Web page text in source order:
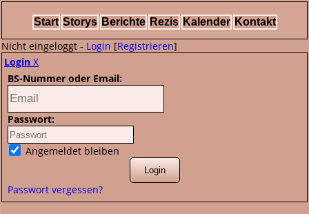
Start Storys Berichte Rezis Kalender Kontakt
Nicht eingeloggt - Login [Registrieren]
Login X
BS-Nummer oder Email:
Passwort:
Angemeldet bleiben
Passwort vergessen?